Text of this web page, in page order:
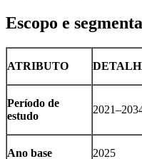
Escopo e
ATRIBUTO
Período de
estudo
Ano base 2025